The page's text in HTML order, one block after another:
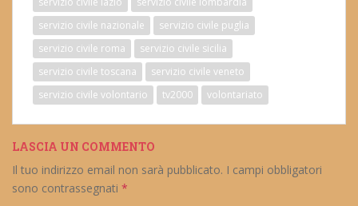
servizio civile nazionale
servizio civile puglia
servizio civile roma
servizio civile sicilia
servizio civile toscana
servizio civile veneto
servizio civile volontario
tv2000 volontariato
LASCIA UN COMMENTO
Il tuo indirizzo email non sarà pubblicato. I campi obbligatori
sono contrassegnati *